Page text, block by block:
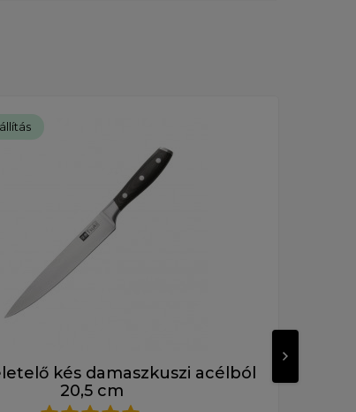
kés damaszkuszi acélból
20,5 cm